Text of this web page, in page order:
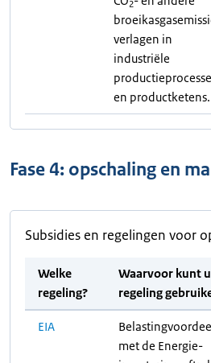
2
verlagen in
industriële
en productketens.
Fase 4: opschaling en
Subsidies en regelingen voor
Welke
regeling?
Waarvoor kunt
regeling
EIA
met de Energie-